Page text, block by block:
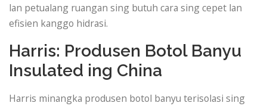
lan petualang ruangan sing butuh cara sing cepet lan
efisien kanggo hidrasi.
Harris: Produsen Botol Banyu
Insulated ing China
Harris minangka produsen botol banyu terisolasi sing